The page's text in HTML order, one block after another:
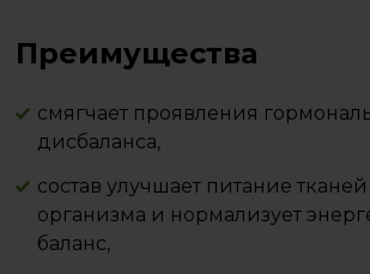
Преимущества
смягчает проявления
дисбаланса,
состав улучшает питание
организма и нормализует
баланс,